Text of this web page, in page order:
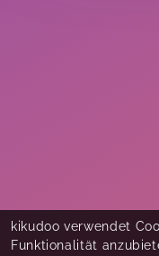
kikudoo verwendet
Funktionalität